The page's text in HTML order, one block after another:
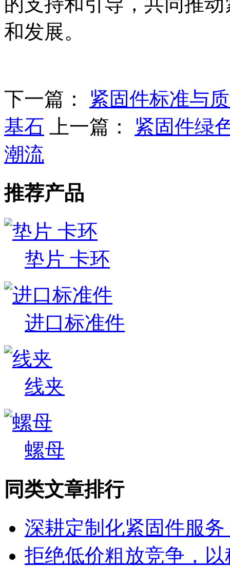
和发展。
下一篇： 紧固件标准与
基石
上一篇： 紧固件绿
潮流
推荐产品
垫片 卡环
进口标准件
线夹
螺母
同类文章排行
深耕定制化紧固件服
拒绝低价粗放竞争，